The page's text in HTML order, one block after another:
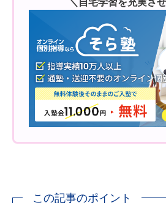
この記事のポイント